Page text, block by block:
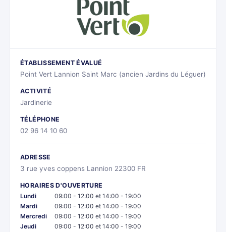
ÉTABLISSEMENT ÉVALUÉ
Point Vert Lannion Saint Marc (ancien Jardins du Léguer)
ACTIVITÉ
Jardinerie
TÉLÉPHONE
02 96 14 10 60
ADRESSE
3 rue yves coppens Lannion 22300 FR
HORAIRES D'OUVERTURE
Lundi
09:00 - 12:00 et 14:00 - 19:00
Mardi
09:00 - 12:00 et 14:00 - 19:00
Mercredi
09:00 - 12:00 et 14:00 - 19:00
Jeudi
09:00 - 12:00 et 14:00 - 19:00